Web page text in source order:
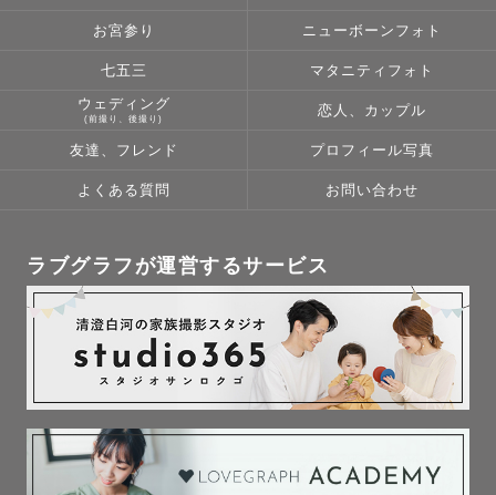
お宮参り ニューボーンフォト
七五三 マタニティフォト
ウェディング
(前撮り、後撮り)
恋人、カップル
友達、フレンド プロフィール写真
よくある質問 お問い合わせ
ラブグラフが運営するサービス